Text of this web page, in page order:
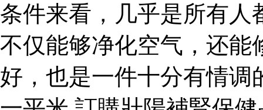
条件来看，几乎是所有人
不仅能够净化空气，还能
好，也是一件十分有情调